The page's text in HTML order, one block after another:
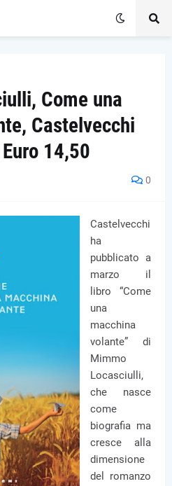
Come una
Castelvecchi
14,50
0
Castelvecchi
ha
pubblicato a
marzo il
libro “Come
una
macchina
volante” di
Mimmo
Locasciulli,
che nasce
come
biografia ma
cresce alla
dimensione
del romanzo